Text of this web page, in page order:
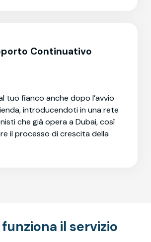
Continuativo
tuo fianco anche dopo l’avvio
introducendoti in una rete
che già opera a Dubai, così
il processo di crescita della
il servizio